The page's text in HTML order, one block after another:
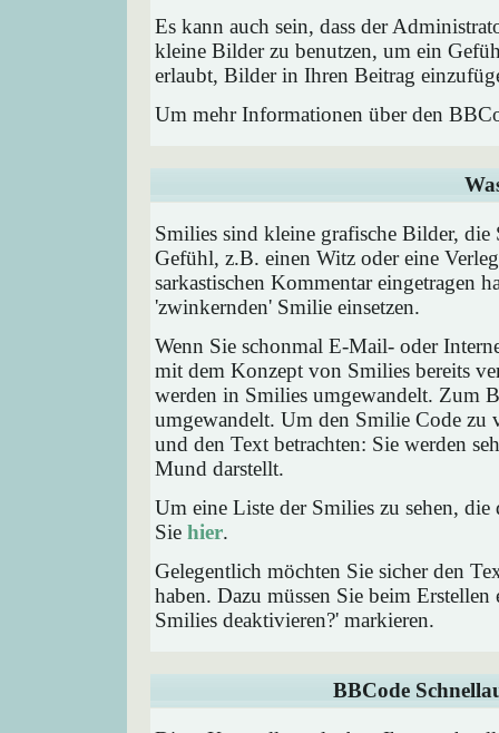
Es kann auch sein, dass der
kleine Bilder zu benutzen, um ein
erlaubt, Bilder in Ihren Beitrag
Um mehr Informationen über den
Smilies sind kleine grafische Bilder,
Gefühl, z.B. einen Witz oder eine
sarkastischen Kommentar eingetragen
'zwinkernden' Smilie einsetzen.
Wenn Sie schonmal E-Mail- oder
mit dem Konzept von Smilies bereits
werden in Smilies umgewandelt. Zum
umgewandelt. Um den Smilie Code zu
und den Text betrachten: Sie werden
Mund darstellt.
Um eine Liste der Smilies zu sehen,
Sie hier.
Gelegentlich möchten Sie sicher den
haben. Dazu müssen Sie beim
Smilies deaktivieren?' markieren.
BBCode